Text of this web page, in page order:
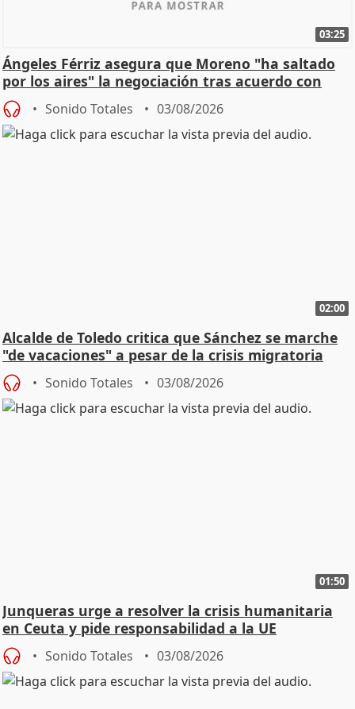
03:25
Ángeles Férriz asegura que Moreno "ha saltado
por los aires" la negociación tras acuerdo con
SMA
Sonido Totales 03/08/2026
02:00
Alcalde de Toledo critica que Sánchez se marche
"de vacaciones" a pesar de la crisis migratoria
Sonido Totales 03/08/2026
01:50
Junqueras urge a resolver la crisis humanitaria
en Ceuta y pide responsabilidad a la UE
Sonido Totales 03/08/2026